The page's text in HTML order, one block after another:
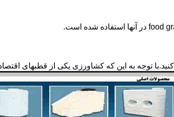
توجه به این که کشاورزی یکی از قطبهای